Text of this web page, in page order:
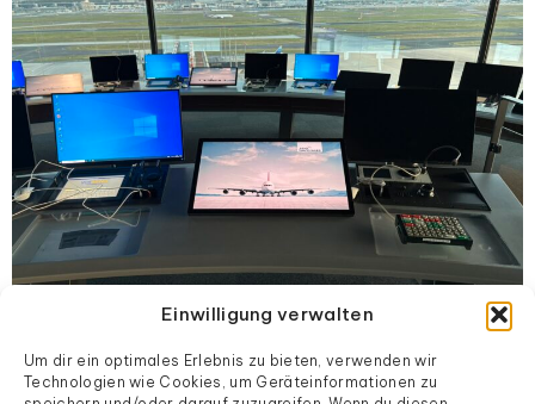
Einwilligung verwalten
Um dir ein optimales Erlebnis zu bieten, verwenden wir
Technologien wie Cookies, um Geräteinformationen zuNächster